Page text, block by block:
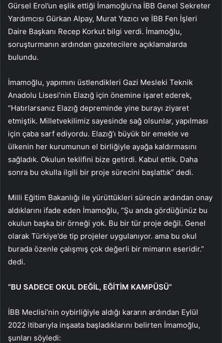
Gürsel Erol’un eşlik ettiği İmamoğlu’na İBB Genel Sekreter
Yardımcısı Gürkan Alpay, Murat Yazıcı ve İBB Fen İşleri
Daire Başkanı Recep Korkut bilgi verdi. İmamoğlu,
soruşturmanın ardından gazetecilere açıklamalarda
bulundu.
İmamoğlu, yapımını üstlendikleri Gazi Mesleki Teknik
Anadolu Lisesi’nin Elazığ için önemine işaret ederek,
“Hatırlarsanız Elazığ depreminde yine burayı ziyaret
etmiştik. Milletvekilimiz sayesinde sağ olsunlar, yapılması
için çaba sarf ediyordu. Elazığ’ı büyük bir emekle ve
ülkenin her kurumunun el birliğiyle ayağa kaldırmasını
sağladık. Okulun teklifini bize getirdi. Kabul ettik. Daha
sonra bu okulla ilgili bir proje sürecini başlattık” dedi.
Milli Eğitim Bakanlığı ile yürüttükleri sürecin ardından onay
aldıklarını ifade eden İmamoğlu, “Şu anda gördüğünüz bu
okulun başka bir örneği yok. Bu bir tür proje değil. Genel
olarak Türkiye’de tip projeler uygulanıyor. ama bu okul
burada özenle çalışmış çok değerli bir mimarın eseridir.”
dedi.
“BU SADECE OKUL DEĞİL, EĞİTİM KAMPÜSÜ”
İBB Meclisi’nin oybirliğiyle aldığı kararın ardından Eylül
2022 itibarıyla inşaata başladıklarını belirten İmamoğlu,
şunları söyledi: